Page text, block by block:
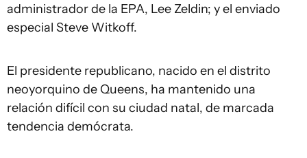
administrador de la EPA, Lee Zeldin; y el enviado
especial Steve Witkoff.
El presidente republicano, nacido en el distrito
neoyorquino de Queens, ha mantenido una
relación difícil con su ciudad natal, de marcada
tendencia demócrata.